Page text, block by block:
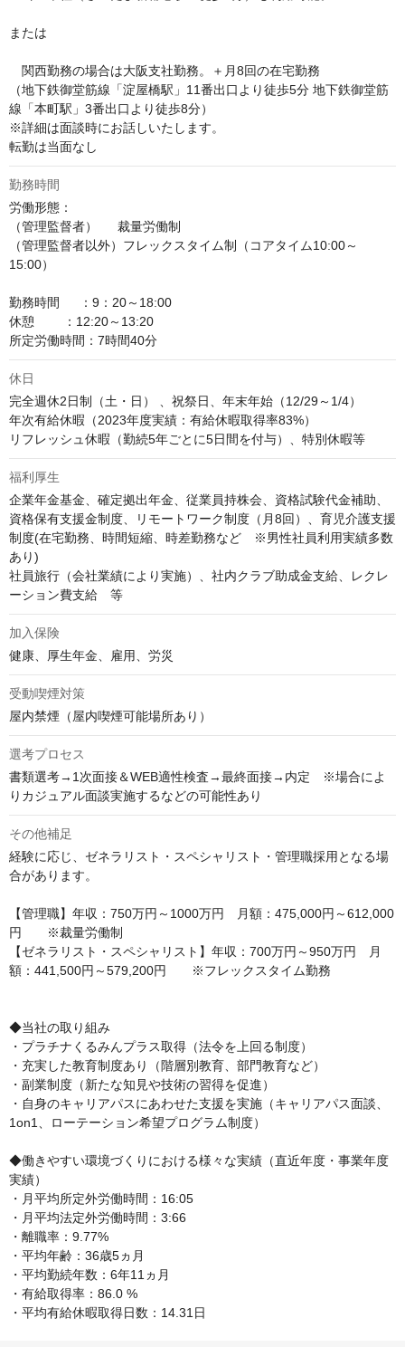
または
関西勤務の場合は大阪支社勤務。＋月8回の在宅勤務
（地下鉄御堂筋線「淀屋橋駅」11番出口より徒歩5分 地下鉄御堂筋
線「本町駅」3番出口より徒歩8分）
※詳細は面談時にお話しいたします。
転勤は当面なし
勤務時間
労働形態：
（管理監督者）　  裁量労働制
（管理監督者以外）フレックスタイム制（コアタイム10:00～
15:00）
勤務時間　  ：9：20～18:00
休憩        ：12:20～13:20
所定労働時間：7時間40分
休日
完全週休2日制（土・日） 、祝祭日、年末年始（12/29～1/4）
年次有給休暇（2023年度実績：有給休暇取得率83%）
リフレッシュ休暇（勤続5年ごとに5日間を付与）、特別休暇等
福利厚生
企業年金基金、確定拠出年金、従業員持株会、資格試験代金補助、
資格保有支援金制度、リモートワーク制度（月8回）、育児介護支援
制度(在宅勤務、時間短縮、時差勤務など　※男性社員利用実績多数
あり)
社員旅行（会社業績により実施）、社内クラブ助成金支給、レクレ
ーション費支給　等
加入保険
健康、厚生年金、雇用、労災
受動喫煙対策
屋内禁煙（屋内喫煙可能場所あり）
選考プロセス
書類選考→1次面接＆WEB適性検査→最終面接→内定　※場合によ
りカジュアル面談実施するなどの可能性あり
その他補足
経験に応じ、ゼネラリスト・スペシャリスト・管理職採用となる場
合があります。
【管理職】年収：750万円～1000万円　月額：475,000円～612,000
円　　※裁量労働制
【ゼネラリスト・スペシャリスト】年収：700万円～950万円　月
額：441,500円～579,200円　　※フレックスタイム勤務
◆当社の取り組み
・プラチナくるみんプラス取得（法令を上回る制度）
・充実した教育制度あり（階層別教育、部門教育など）
・副業制度（新たな知見や技術の習得を促進）
・自身のキャリアパスにあわせた支援を実施（キャリアパス面談、
1on1、ローテーション希望プログラム制度）
◆働きやすい環境づくりにおける様々な実績（直近年度・事業年度
実績）
・月平均所定外労働時間：16:05
・月平均法定外労働時間：3:66
・離職率：9.77%
・平均年齢：36歳5ヵ月
・平均勤続年数：6年11ヵ月
・有給取得率：86.0 %
・平均有給休暇取得日数：14.31日